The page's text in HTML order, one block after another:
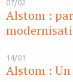
07/02
Alstom :
14/01
Alstom :